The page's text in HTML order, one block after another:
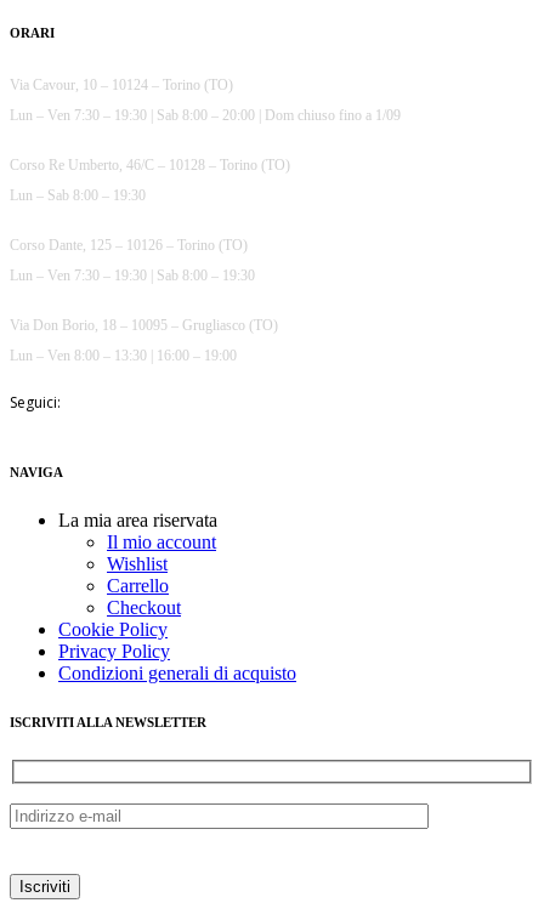
ORARI
Via Cavour, 10 – 10124 – Torino (TO)
Lun – Ven 7:30 – 19:30 | Sab 8:00 – 20:00 | Dom chiuso fino a 1/09
Corso Re Umberto, 46/C – 10128 – Torino (TO)
Lun – Sab 8:00 – 19:30
Corso Dante, 125 – 10126 – Torino (TO)
Lun – Ven 7:30 – 19:30 | Sab 8:00 – 19:30
Via Don Borio, 18 – 10095 – Grugliasco (TO)
Lun – Ven 8:00 – 13:30 | 16:00 – 19:00
Seguici:
NAVIGA
La mia area riservata
Il mio account
Wishlist
Carrello
Checkout
Cookie Policy
Privacy Policy
Condizioni generali di acquisto
ISCRIVITI ALLA NEWSLETTER